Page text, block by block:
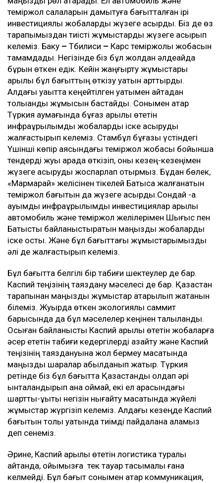
теміржол салаларын дамытуға бағытталған ірі
инвестициялық жобаларды жүзеге асырды. Біз де өз
тарапымыздан тиісті жұмыстарды жүзеге асырып
келеміз. Баку – Тбилиси – Карс теміржолы жобасын
тамамдадық. Негізінде біз бұл жолдан әлдеқайда
бұрын өткен едік. Кейін жаңғырту жұмыстары
арқылы бұл бағыттың өткізу қуатын арттырдық.
Алдағы уақытта кеңейтілген қуатымен қайтадан
толыққанды жұмысын бастайды. Сонымен қатар
Түркия аумағында бұғаз арқылы өтетін
инфрақұрылымдық жобаларды іске асыруды
жалғастырып келеміз. Стамбұл бұғазы үстіндегі
Үшінші көпір аясындағы теміржол жобасы бойынша
тендерді жуық арада өткізіп, оны кезең-кезеңімен
жүзеге асыруды жоспарлап отырмыз. Бұдан бөлек,
«Мармарай» желісінен тікелей Батысқа жалғанатын
теміржол бағытын да жүзеге асырдық.Сондай -ақ
ауқымды инфрақұрылымдық инвестициялар арқылы
автомобиль және теміржол желілерімен Шығыс пен
Батысты байланыстыратын маңызды жобаларды
іске қостық. Және бұл бағыттағы жұмыстарымызды
әлі де жалғастырып келеміз.
Бұл бағытта белгілі бір табиғи шектеулер де бар.
Каспий теңізінің таяздану мәселесі де бар. Қазақстан
тарапынан маңызды жұмыстар атқарылып жатқанын
білеміз. Жуырда өткен экологиялық саммит
барысында да бұл мәселелер кеңінен талқыланды.
Осыған байланысты Каспий арқылы өтетін жобаларға
әсер ететін табиғи кедергілерді азайту және Каспий
теңізінің таяздануына жол бермеу мақсатында
маңызды шаралар қабылданып жатыр. Түркия
ретінде біз бұл бағытта Қазақстанды қолдап әрі
ынталандырып қана қоймай, екі ел арасындағы
шарттық-құқықтық негізін нығайту мақсатында жүйелі
жұмыстар жүргізіп келеміз. Алдағы кезеңде Каспий
бағытын толық қуатында тиімді пайдалана аламыз
деп сенеміз.
Әрине, Каспий арқылы өтетін логистика туралы
айтқанда, ойымызға тек тауар тасымалы ғана
келмейді. Бұл бағыт сонымен қатар коммуникация,